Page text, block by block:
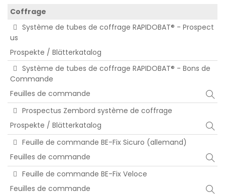
Coffrage
Système de tubes de coffrage RAPIDOBAT® - Prospect
us
Prospekte / Blätterkatalog
Système de tubes de coffrage RAPIDOBAT® - Bons de
Commande
Feuilles de commande
Prospectus Zembord système de coffrage
Prospekte / Blätterkatalog
Feuille de commande BE-Fix Sicuro (allemand)
Feuilles de commande
Feuille de commande BE-Fix Veloce
Feuilles de commande